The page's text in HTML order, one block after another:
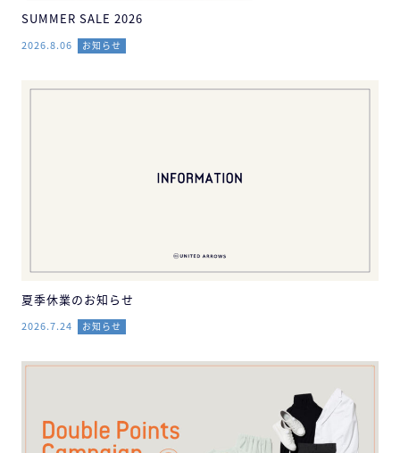
SUMMER SALE 2026
2026.8.06 お知らせ
夏季休業のお知らせ
2026.7.24 お知らせ